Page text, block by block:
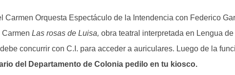
Carmen Orquesta Espectáculo de la Intendencia con Federico
CarmenLas rosas de Luisa, obra teatral interpretada en Lengua
concurrir con C.I. para acceder a auriculares. Luego de la
del Departamento de Colonia pedilo en tu kiosco.